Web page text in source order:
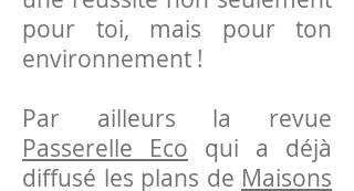
pour toi, mais pour ton
environnement !
Par ailleurs la revue
Passerelle Eco qui a déjà
diffusé les plans de Maisons